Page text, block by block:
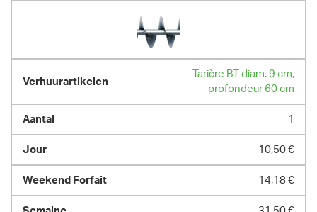
Tarière BT diam. 9 cm,
profondeur 60 cm
1
10,50 €
14,18 €